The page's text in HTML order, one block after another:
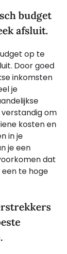
budget
afsluit.
op te
Door goed
inkomsten
je
om
kosten en
in je
je een
dat
te hoge